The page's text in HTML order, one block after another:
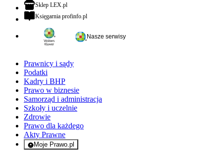
Sklep LEX.plotwiera się w nowej karcie
Księgarnia profinfo.plotwiera się w nowej karcie
Nasze serwisy
Prawnicy i sądy
Podatki
Kadry i BHP
Prawo w biznesie
Samorząd i administracja
Szkoły i uczelnie
Zdrowie
Prawo dla każdego
Akty Prawne
Moje Prawo.pl
- rejestracja i logowanie do serwisu